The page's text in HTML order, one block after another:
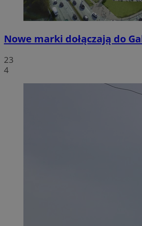
Nowe marki dołączają do
23
4